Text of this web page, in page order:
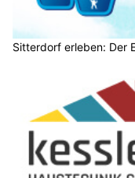
Sitterdorf erleben: Der